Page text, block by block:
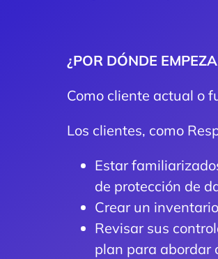
¿POR DÓNDE
Como cliente actual o
Los clientes, como
Estar
de protección de
Crear un
Revisar sus
plan para abordar